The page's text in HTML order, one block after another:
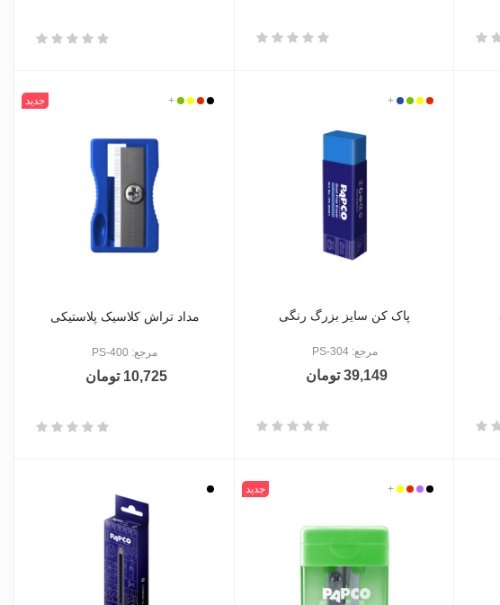
قرمز
زردسبزآبی+
پاک کن سایز بزرگ رنگی
مرجع: PS-304
39,149 تومان
مشکی
قرمز
زردسبز
+ جدید
مداد تراش کلاسیک پلاستیکی
مرجع: PS-400
10,725 تومان
مشکی
بنفش
قرمز
زرد+ جدید مشکی